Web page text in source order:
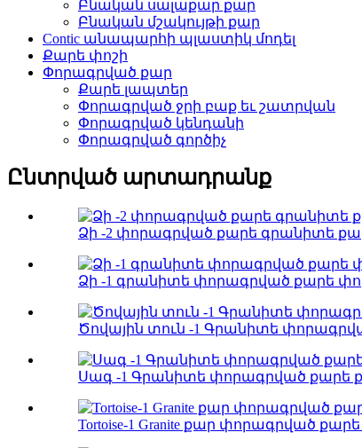
Բնական սալաքար քար
Բնական մշակույթի քար
Contic անապարհի պլաստիկ մոդել
Քարե փոշի
Փորագրված քար
Քարե լապտեր
Փորագրված ջրի բաք եւ շատրվան
Փորագրված կենդանի
Փորագրված գործիչ
Ընտրված արտադրանք
Ձի -2 փորագրված քարե գրանիտե
Ձի -1 գրանիտե փորագրված քարե
Ծովային տուն -1 Գրանիտե
Սագ -1 Գրանիտե փորագրված քարե
Tortoise-1 Granite քար փորագրված քարե